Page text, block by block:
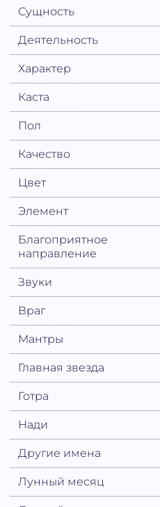
Сущность
Деятельность
Характер
Каста
Пол
Качество
Цвет
Элемент
Благоприятное
направление
Звуки
Враг
Мантры
Главная звезда
Готра
Нади
Другие имена
Лунный месяц